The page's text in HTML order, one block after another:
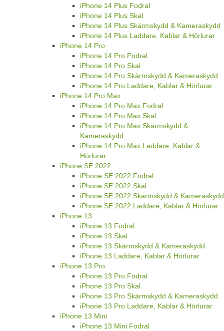
iPhone 14 Plus Fodral
iPhone 14 Plus Skal
iPhone 14 Plus Skärmskydd & Kameraskydd
iPhone 14 Plus Laddare, Kablar & Hörlurar
iPhone 14 Pro
iPhone 14 Pro Fodral
iPhone 14 Pro Skal
iPhone 14 Pro Skärmskydd & Kameraskydd
iPhone 14 Pro Laddare, Kablar & Hörlurar
iPhone 14 Pro Max
iPhone 14 Pro Max Fodral
iPhone 14 Pro Max Skal
iPhone 14 Pro Max Skärmskydd &
Kameraskydd
iPhone 14 Pro Max Laddare, Kablar &
Hörlurar
iPhone SE 2022
iPhone SE 2022 Fodral
iPhone SE 2022 Skal
iPhone SE 2022 Skärmskydd & Kameraskydd
iPhone SE 2022 Laddare, Kablar & Hörlurar
iPhone 13
iPhone 13 Fodral
iPhone 13 Skal
iPhone 13 Skärmskydd & Kameraskydd
iPhone 13 Laddare, Kablar & Hörlurar
iPhone 13 Pro
iPhone 13 Pro Fodral
iPhone 13 Pro Skal
iPhone 13 Pro Skärmskydd & Kameraskydd
iPhone 13 Pro Laddare, Kablar & Hörlurar
iPhone 13 Mini
iPhone 13 Mini Fodral